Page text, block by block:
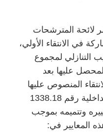
لائحة المترشحات
في الانتقاء الأولي،
التنازلي لمجموع
المحصل عليها بعد
المنصوص عليها
في المادة 4 من قرار وزير الداخلية رقم 1338.18
وتتميمه بموجب